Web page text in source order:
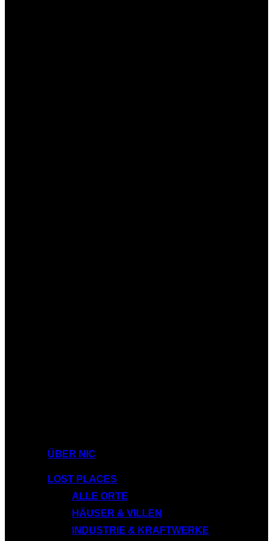
ÜBER NIC
LOST PLACES
ALLE ORTE
HÄUSER & VILLEN
INDUSTRIE & KRAFTWERKE